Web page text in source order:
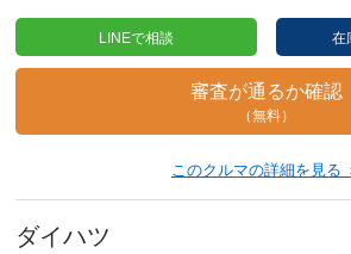
LINEで相談 在
審査が通るか確認
（無料）
このクルマの詳細を見る
ダイハツ